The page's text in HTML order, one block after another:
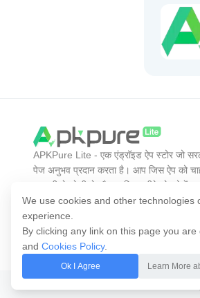
We use cookies and other
experience.
By clicking any link on this page you
and Cookies Policy.
Ok I Agree Learn More
APKPure Lite - एक एंड्रॉइड ऐप स्टोर जो
पेज अनुभव प्रदान करता है। आप जिस ऐप को
आसानी से, तेजी से और सुरक्षित तरीके से खोजें।